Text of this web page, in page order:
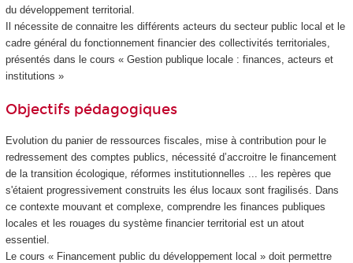
du développement territorial.
Il nécessite de connaitre les différents acteurs du secteur public local et le
cadre général du fonctionnement financier des collectivités territoriales,
présentés dans le cours « Gestion publique locale : finances, acteurs et
institutions »
Objectifs pédagogiques
Evolution du panier de ressources fiscales, mise à contribution pour le
redressement des comptes publics, nécessité d’accroitre le financement
de la transition écologique, réformes institutionnelles ... les repères que
s'étaient progressivement construits les élus locaux sont fragilisés. Dans
ce contexte mouvant et complexe, comprendre les finances publiques
locales et les rouages du système financier territorial est un atout
essentiel.
Le cours « Financement public du développement local » doit permettre